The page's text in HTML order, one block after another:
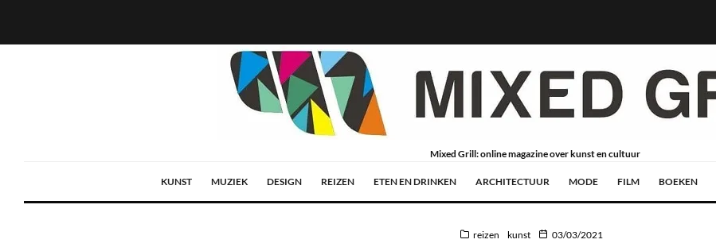
Mixed Grill: online magazine over kunst en cultuur
KUNST MUZIEK DESIGN REIZEN ETEN EN DRINKEN ARCHITECTUUR MODE FILM BOEKEN
reizen kunst 03/03/2021